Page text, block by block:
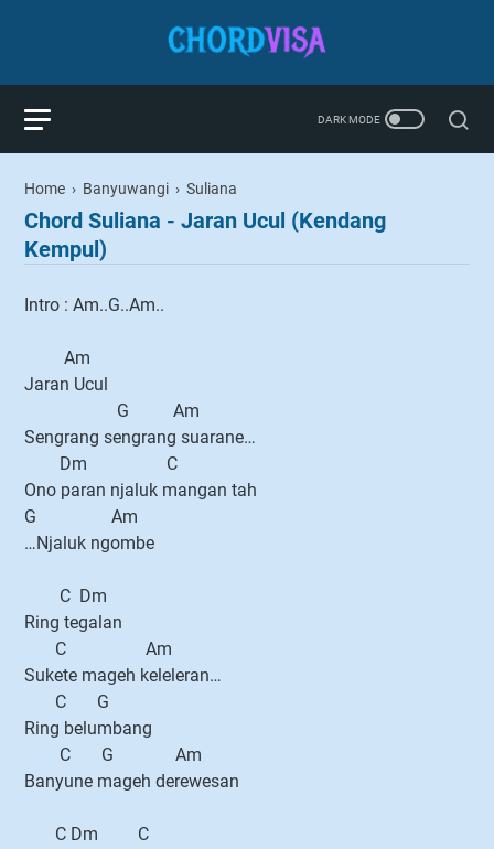
Home › Banyuwangi › Suliana
Chord Suliana - Jaran Ucul (Kendang
Kempul)
Intro : Am..G..Am..
Am
Jaran Ucul
G Am
Sengrang sengrang suarane…
Dm C
Ono paran njaluk mangan tah
G Am
…Njaluk ngombe
C Dm
Ring tegalan
C Am
Sukete mageh keleleran…
C G
Ring belumbang
C G Am
Banyune mageh derewesan
C Dm C